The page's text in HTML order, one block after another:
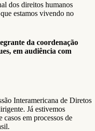
dos direitos humanos
estamos vivendo no
da coordenação
em audiência com
Interamericana de Diretos
Já estivemos
em processos de